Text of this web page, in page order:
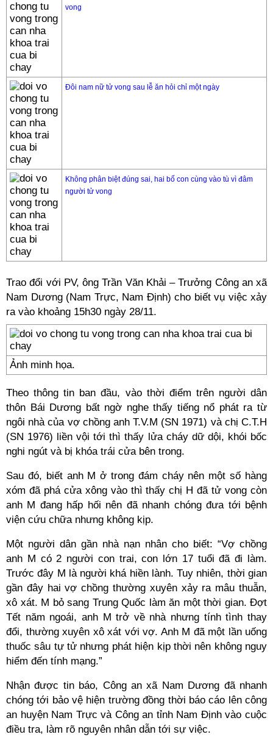
vong
Đôi nam nữ tử vong sau lễ ăn hỏi chỉ một ngày
Không phân biệt đúng sai, hai bố con cùng vào tù vì đâm
người tử vong
Trao đổi với PV, ông Trần Văn Khải – Trưởng Công an xã
Nam Dương (Nam Trực, Nam Định) cho biết vụ việc xảy
ra vào khoảng 15h30 ngày 28/11.
Ảnh minh họa.
Theo thông tin ban đầu, vào thời điểm trên người dân
thôn Bái Dương bất ngờ nghe thấy tiếng nổ phát ra từ
ngôi nhà của vợ chồng anh T.V.M (SN 1971) và chị C.T.H
(SN 1976) liền vội tới thì thấy lửa cháy dữ dội, khói bốc
nghi ngút và bị khóa trái cửa bên trong.
Sau đó, biết anh M ở trong đám cháy nên một số hàng
xóm đã phá cửa xông vào thì thấy chị H đã tử vong còn
anh M đang hấp hối nên đã nhanh chóng đưa tới bệnh
viện cứu chữa nhưng không kịp.
Một người dân gần nhà nạn nhân cho biết: “Vợ chồng
anh M có 2 người con trai, con lớn 17 tuổi đã đi làm.
Trước đây M là người khá hiền lành. Tuy nhiên, thời gian
gần đây hai vợ chồng thường xuyên xảy ra mâu thuẫn,
xô xát. M bỏ sang Trung Quốc làm ăn một thời gian. Đợt
Tết năm ngoái, anh M trở về nhà nhưng tính tình thay
đổi, thường xuyên xô xát với vợ. Anh M đã một lần uống
thuốc sâu tự tử nhưng phát hiện kịp thời nên không nguy
hiểm đến tính mạng.”
Nhận được tin báo, Công an xã Nam Dương đã nhanh
chóng tới bảo vệ hiện trường đồng thời báo cáo lên công
an huyện Nam Trực và Công an tỉnh Nam Định vào cuộc
điều tra, làm rõ nguyên nhân dẫn tới sự việc.